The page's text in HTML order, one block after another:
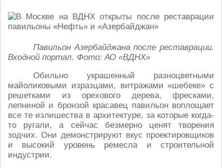
Павильон Азербайджана после реставрации.
Входной портал. Фото: АО «ВДНХ»
Обильно украшенный разноцветными
майоликовыми изразцами, витражами «шебеке» с
решетками из орехового дерева, фресками,
лепниной и бронзой красавец павильон воплощает
все те излишества в архитектуре, за которые когда-
то ругали, а сейчас безмерно ценят творения
зодчих. Они демонстрируют вкус проектировщиков
и высокий уровень ремесла и строительной
индустрии.